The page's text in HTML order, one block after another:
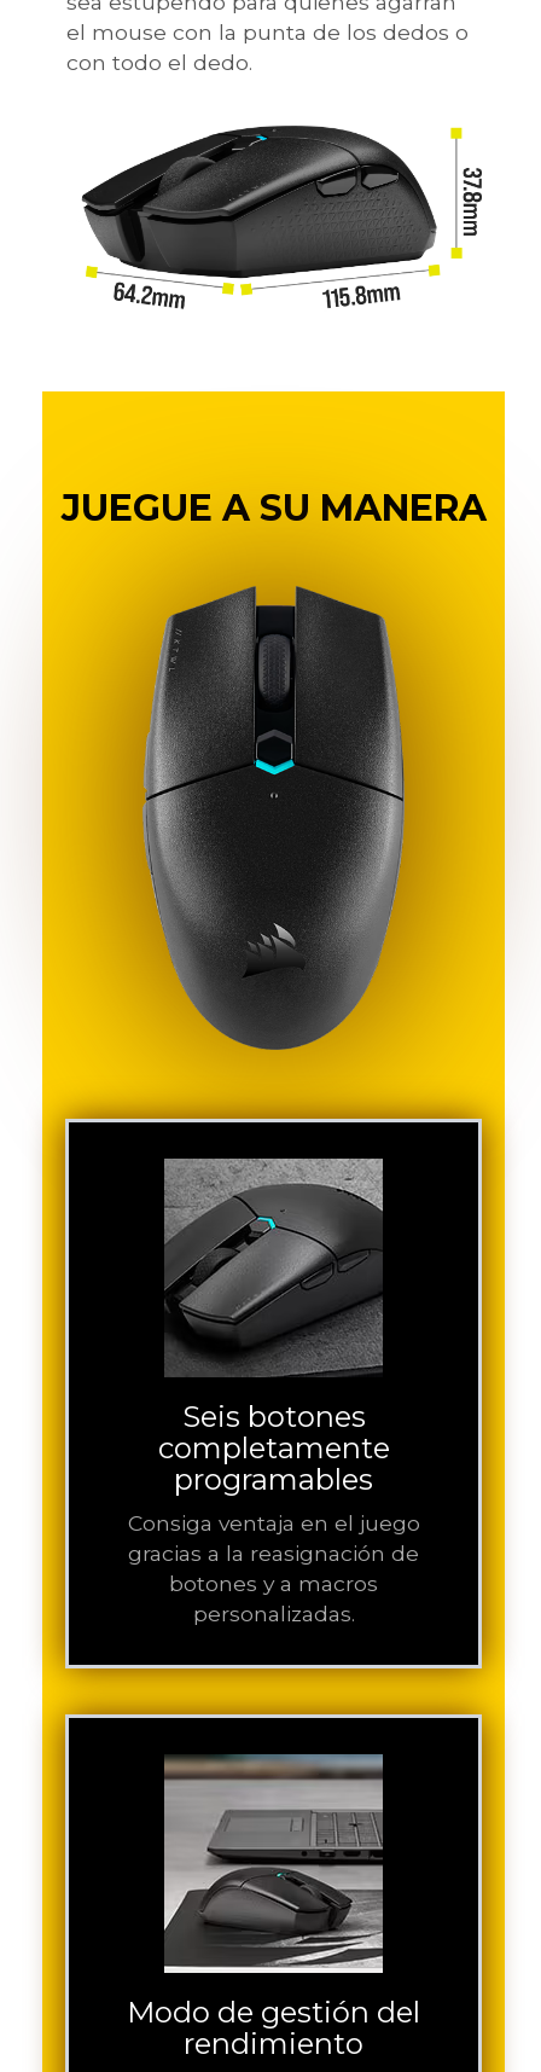
el mouse con la punta de los dedos o
con todo el dedo.
JUEGUE A SU MANERA
Seis botones
completamente
programables
Consiga ventaja en el juego
gracias a la reasignación de
botones y a macros
personalizadas.
Modo de gestión del
rendimiento